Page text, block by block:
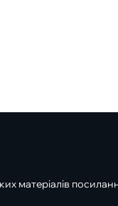
матеріалів